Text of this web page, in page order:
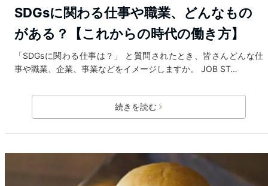
SDGsに関わる仕事や職業、どんなもの
がある？【これからの時代の働き方】
「SDGsに関わる仕事は？」 と質問されたとき、皆さんどんな仕
事や職業、企業、事業などをイメージしますか。 JOB ST…
続きを読む